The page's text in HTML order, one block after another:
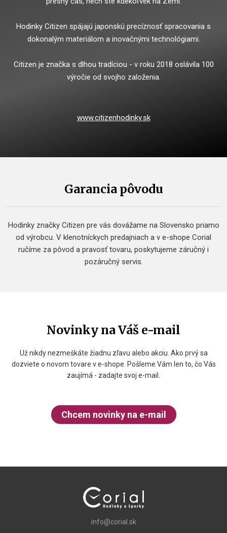
Hodinky Citizen spájajú japonskú precíznosť spracovania s
dokonalým materiálom a inovačnými technológiami.
Citizen je značka s dlhou tradíciou - v roku 2018 oslávila 100
výročie od svojho založenia.
www.citizenhodinky.sk
Garancia pôvodu
Hodinky značky Citizen pre vás dovážame na Slovensko priamo
od výrobcu. V klenotníckych predajniach a v e-shope Corial
ručíme za pôvod a pravosť tovaru, poskytujeme záručný i
pozáručný servis.
Novinky na Váš e-mail
Už nikdy nezmeškáte žiadnu zľavu alebo akciu. Ako prvý sa
dozviete o novom tovare v e-shope. Pošleme Vám len to, čo Vás
zaujímá - zadajte svoj e-mail.
Chcem novinky na e-mail
info@corial.sk